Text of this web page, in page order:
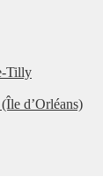
Tilly
d’Orléans)